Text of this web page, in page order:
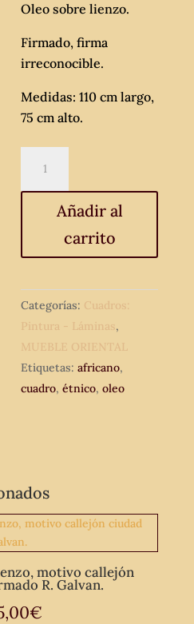
Oleo sobre lienzo.
Firmado, firma
irreconocible.
Medidas: 110 cm largo,
75 cm alto.
sobre
instrumentos
africanos,
estilo
étnico.
cantidad
Añadir al
carrito
Categorías: Cuadros:
Pintura - Láminas,
MUEBLE ORIENTAL
Etiquetas:africano,
cuadro,étnico,oleo
motivo callejón
R. Galvan.
€